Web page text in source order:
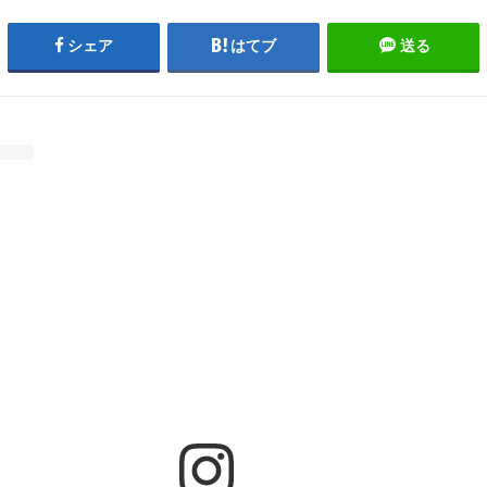
シェア はてブ 送る